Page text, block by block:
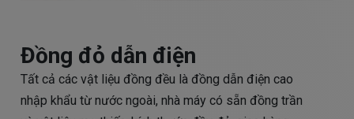
Đồng đỏ dẫn điện
Tất cả các vật liệu đồng đều là đồng dẫn điện cao
nhập khẩu từ nước ngoài, nhà máy có sẵn đồng trần